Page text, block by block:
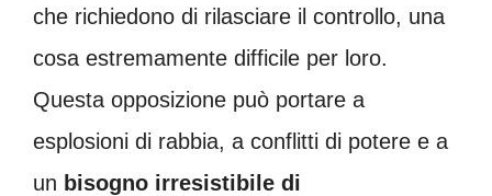
che richiedono di rilasciare il controllo, una
cosa estremamente difficile per loro.
Questa opposizione può portare a
esplosioni di rabbia, a conflitti di potere e a
un bisogno irresistibile di